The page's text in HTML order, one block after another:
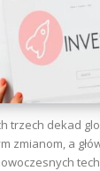
trzech dekad
zmianom, a